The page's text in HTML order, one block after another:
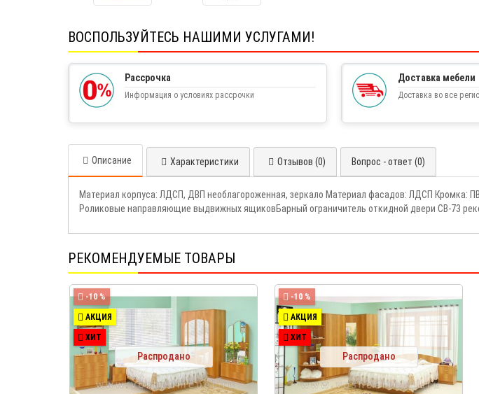
ВОСПОЛЬЗУЙТЕСЬ НАШИМИ УСЛУГАМИ!
Рассрочка
Информация о условиях рассрочки
Доставка мебели
Доставка во все
Описание Характеристики Отзывов (0) Вопрос - ответ (0)
Материал корпуса: ЛДСП, ДВП необлагороженная, зеркало Материал фасадов: ЛДСП Кромка:
Роликовые направляющие выдвижных ящиковБарный ограничитель откидной двери СВ-73
РЕКОМЕНДУЕМЫЕ ТОВАРЫ
-10 %
АКЦИЯ
ХИТ
Распродано
-10 %
АКЦИЯ
ХИТ
Распродано